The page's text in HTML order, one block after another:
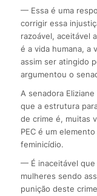
— Essa é uma
corrigir essa
razoável, aceitável
é a vida humana, a
assim ser atingido
argumentou o
A senadora
que a estrutura
de crime é, muitas
PEC é um
feminicídio.
— É inaceitável que
mulheres sendo
punição deste